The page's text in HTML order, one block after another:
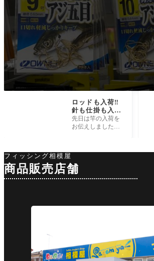
ロッドも入荷‼︎
針も仕掛も入
荷‼︎X-DAYが楽
しみですね‼︎
先日は竿の入荷を
お伝えしました
けが入荷しまし
さんも色々模索し
ながら、仕
フィッシング相模屋
商品販売店舗